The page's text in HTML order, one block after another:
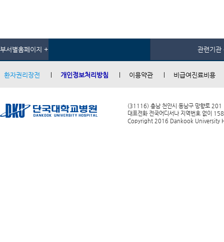
부서별홈페이지 + 관련기관
환자권리장전 개인정보처리방침 이용약관 비급여진료비용
(31116) 충남 천안시 동남구 망향로 201
대표전화 전국어디서나 지역번호 없이
Copyright 2016 Dankook University